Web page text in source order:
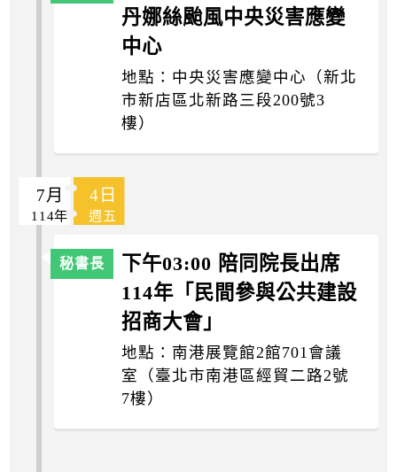
丹娜絲颱風中央災害應變
中心
地點：中央災害應變中心（新北
市新店區北新路三段200號3
樓）
7月 4日
114年 週五
下午03:00 陪同院長出席
114年「民間參與公共建設
招商大會」
地點：南港展覽館2館701會議
室（臺北市南港區經貿二路2號
7樓）